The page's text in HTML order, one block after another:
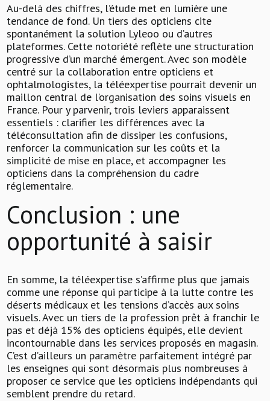
Au-delà des chiffres, l’étude met en lumière une
tendance de fond. Un tiers des opticiens cite
spontanément la solution Lyleoo ou d’autres
plateformes. Cette notoriété reflète une structuration
progressive d’un marché émergent. Avec son modèle
centré sur la collaboration entre opticiens et
ophtalmologistes, la téléexpertise pourrait devenir un
maillon central de l’organisation des soins visuels en
France. Pour y parvenir, trois leviers apparaissent
essentiels : clarifier les différences avec la
téléconsultation afin de dissiper les confusions,
renforcer la communication sur les coûts et la
simplicité de mise en place, et accompagner les
opticiens dans la compréhension du cadre
réglementaire.
Conclusion : une
opportunité à saisir
En somme, la téléexpertise s’affirme plus que jamais
comme une réponse qui participe à la lutte contre les
déserts médicaux et les tensions d’accès aux soins
visuels. Avec un tiers de la profession prêt à franchir le
pas et déjà 15% des opticiens équipés, elle devient
incontournable dans les services proposés en magasin.
C’est d’ailleurs un paramètre parfaitement intégré par
les enseignes qui sont désormais plus nombreuses à
proposer ce service que les opticiens indépendants qui
semblent prendre du retard.